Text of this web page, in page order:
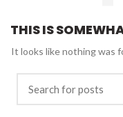
THIS IS
It looks like nothing was